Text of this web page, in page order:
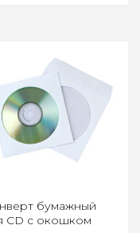
бумажный
CD с окошком